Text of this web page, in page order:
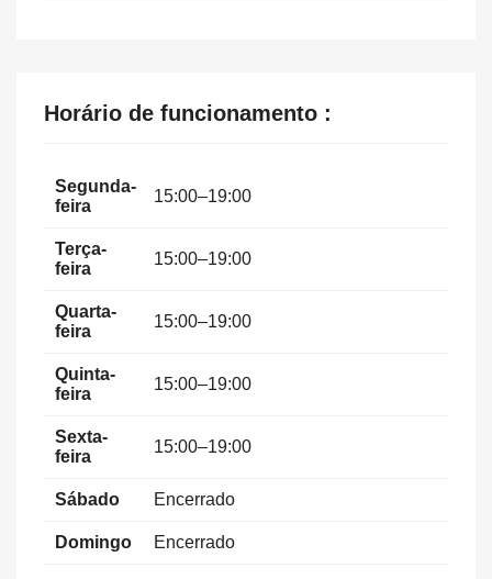
Horário de funcionamento :
Segunda-
feira
15:00–19:00
Terça-
feira
15:00–19:00
Quarta-
feira
15:00–19:00
Quinta-
feira
15:00–19:00
Sexta-
feira
15:00–19:00
Sábado Encerrado
Domingo Encerrado